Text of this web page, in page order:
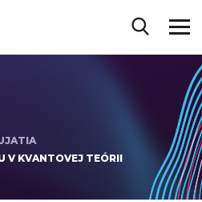
V KVANTOVEJ TEÓRII